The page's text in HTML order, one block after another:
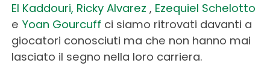
El Kaddouri, Ricky Alvarez , Ezequiel Schelotto
e Yoan Gourcuff ci siamo ritrovati davanti a
giocatori conosciuti ma che non hanno mai
lasciato il segno nella loro carriera.